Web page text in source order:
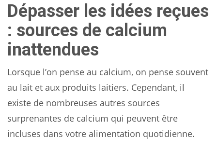
Dépasser les idées reçues
: sources de calcium
inattendues
Lorsque l’on pense au calcium, on pense souvent
au lait et aux produits laitiers. Cependant, il
existe de nombreuses autres sources
surprenantes de calcium qui peuvent être
incluses dans votre alimentation quotidienne.